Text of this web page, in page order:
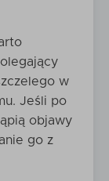
w
Jeśli po
objawy
go z